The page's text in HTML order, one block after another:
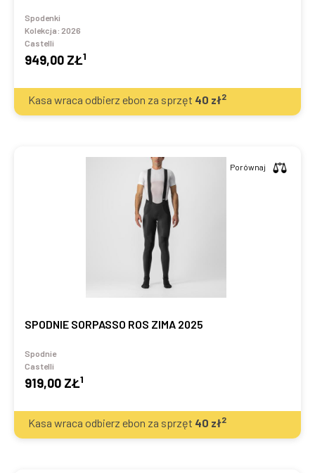
Spodenki
Kolekcja: 2026
Castelli
949,00 ZŁ1
Kasa wraca odbierz ebon za sprzęt 40 zł2
SPODNIE SORPASSO ROS ZIMA 2025
Spodnie
Castelli
919,00 ZŁ1
Porównaj
Kasa wraca odbierz ebon za sprzęt 40 zł2